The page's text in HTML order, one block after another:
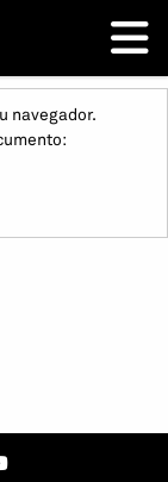
navegador.